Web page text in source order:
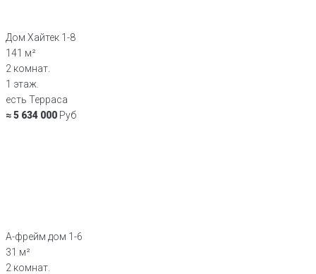
Дом Хайтек 1-8
141 м²
2 комнат.
1 этаж.
есть Терраса
≈ 5 634 000 Руб
А-фрейм дом 1-6
31 м²
2 комнат.